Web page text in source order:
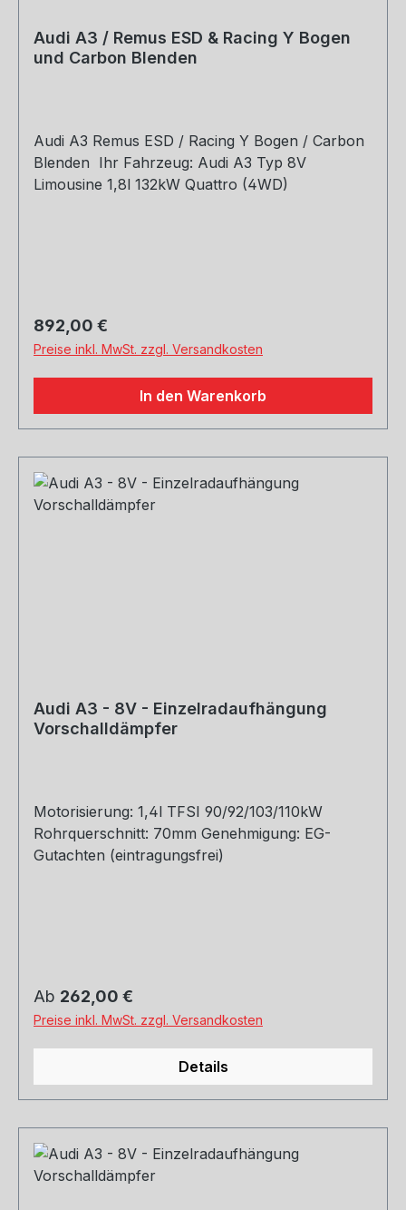
Audi A3 / Remus ESD & Racing Y Bogen
und Carbon Blenden
Audi A3 Remus ESD / Racing Y Bogen / Carbon
Blenden Ihr Fahrzeug: Audi A3 Typ 8V
Limousine 1,8l 132kW Quattro (4WD)
Regulärer Preis:
892,00 €
Preise inkl. MwSt. zzgl. Versandkosten
In den Warenkorb
Audi A3 - 8V - Einzelradaufhängung
Vorschalldämpfer
Motorisierung: 1,4l TFSI 90/92/103/110kW
Rohrquerschnitt: 70mm Genehmigung: EG-
Gutachten (eintragungsfrei)
Regulärer Preis:
Ab 262,00 €
Preise inkl. MwSt. zzgl. Versandkosten
Details